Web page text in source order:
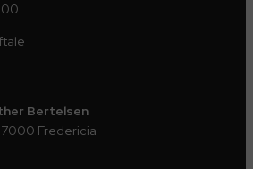
Bertelsen
Fredericia